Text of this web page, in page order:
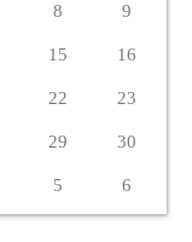
8 9
15 16
22 23
29 30
5 6